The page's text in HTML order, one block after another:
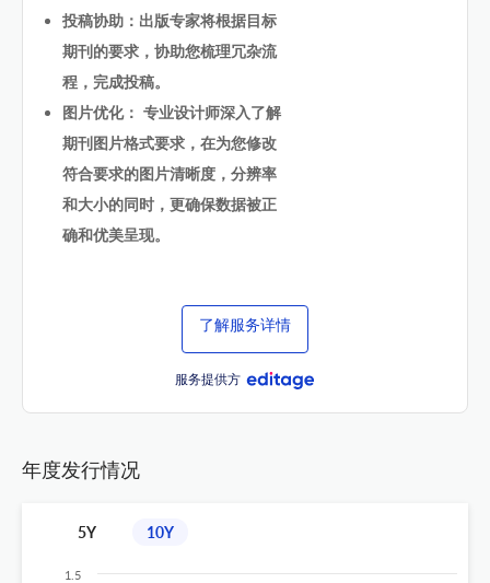
投稿协助：出版专家将根据目标
期刊的要求，协助您梳理冗杂流
程，完成投稿。
图片优化： 专业设计师深入了解
期刊图片格式要求，在为您修改
符合要求的图片清晰度，分辨率
和大小的同时，更确保数据被正
确和优美呈现。
了解服务详情
服务提供方
年度发行情况
5Y 10Y
1.5